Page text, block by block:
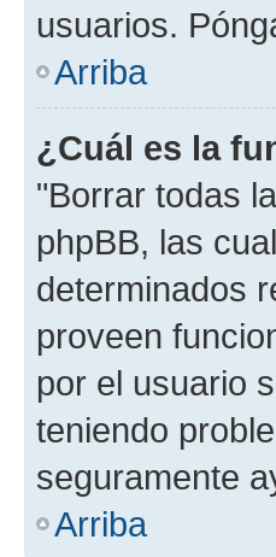
usuarios.
Arriba
¿Cuál es la
"Borrar todas
phpBB, las
determinados
proveen
por el usuario
teniendo
seguramente
Arriba